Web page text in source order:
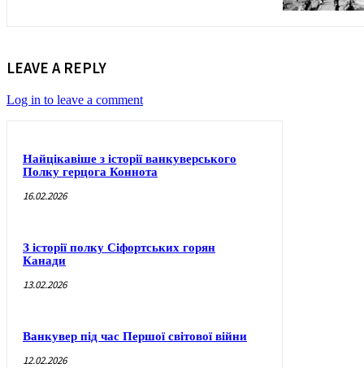
LEAVE A REPLY
Log in to leave a comment
Найцікавіше з історії ванкуверського
Полку герцога Коннота
16.02.2026
З історії полку Сіфортських горян
Канади
13.02.2026
Ванкувер під час Першої світової війни
12.02.2026